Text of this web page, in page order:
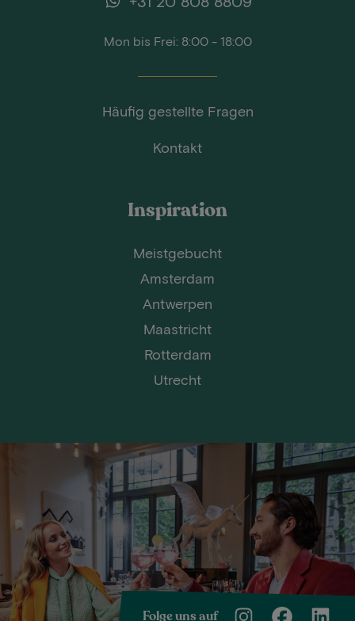
Mon bis Frei: 8:00 - 18:00
Häufig gestellte Fragen
Kontakt
Inspiration
Meistgebucht
Amsterdam
Antwerpen
Maastricht
Rotterdam
Utrecht
Folge uns auf